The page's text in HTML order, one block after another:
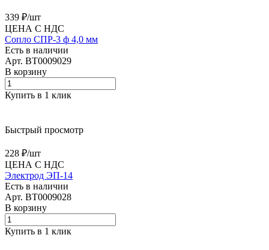
339 ₽/шт
ЦЕНА С НДС
Сопло СПР-3 ф 4,0 мм
Есть в наличии
Арт. BT0009029
В корзину
Купить в 1 клик
Быстрый просмотр
228 ₽/шт
ЦЕНА С НДС
Электрод ЭП-14
Есть в наличии
Арт. BT0009028
В корзину
Купить в 1 клик